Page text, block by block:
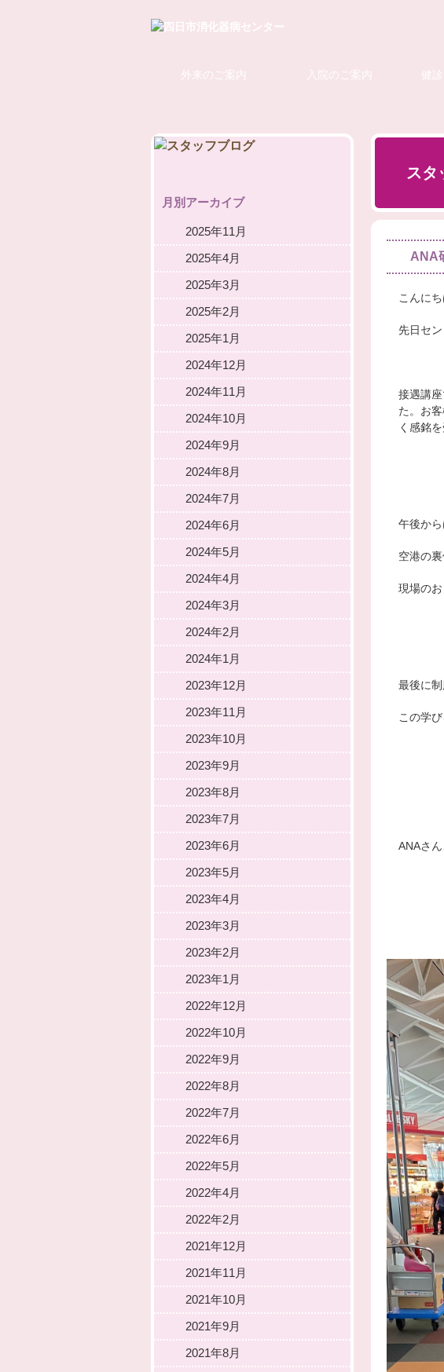
外来のご案内 入院のご案内 健
スタ
ANA
こんにち
先日セ
接遇講
た。お
く感銘
午後か
空港の
現場の
最後に
この学
ANAさ
月別アーカイブ
2025年11月
2025年4月
2025年3月
2025年2月
2025年1月
2024年12月
2024年11月
2024年10月
2024年9月
2024年8月
2024年7月
2024年6月
2024年5月
2024年4月
2024年3月
2024年2月
2024年1月
2023年12月
2023年11月
2023年10月
2023年9月
2023年8月
2023年7月
2023年6月
2023年5月
2023年4月
2023年3月
2023年2月
2023年1月
2022年12月
2022年10月
2022年9月
2022年8月
2022年7月
2022年6月
2022年5月
2022年4月
2022年2月
2021年12月
2021年11月
2021年10月
2021年9月
2021年8月